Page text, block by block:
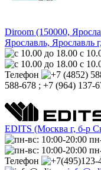
Diroom (150000,
Ярославль, Ярославль
с
с
Телефон
588-678 ; +7 (964) 137-
EDITS (Москва г, б-р
Телефон